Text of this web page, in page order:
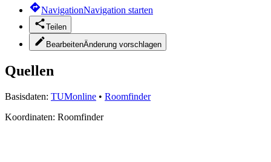
NavigationNavigation starten
Teilen
BearbeitenÄnderung vorschlagen
Quellen
Basisdaten: TUMonline • Roomfinder
Koordinaten: Roomfinder